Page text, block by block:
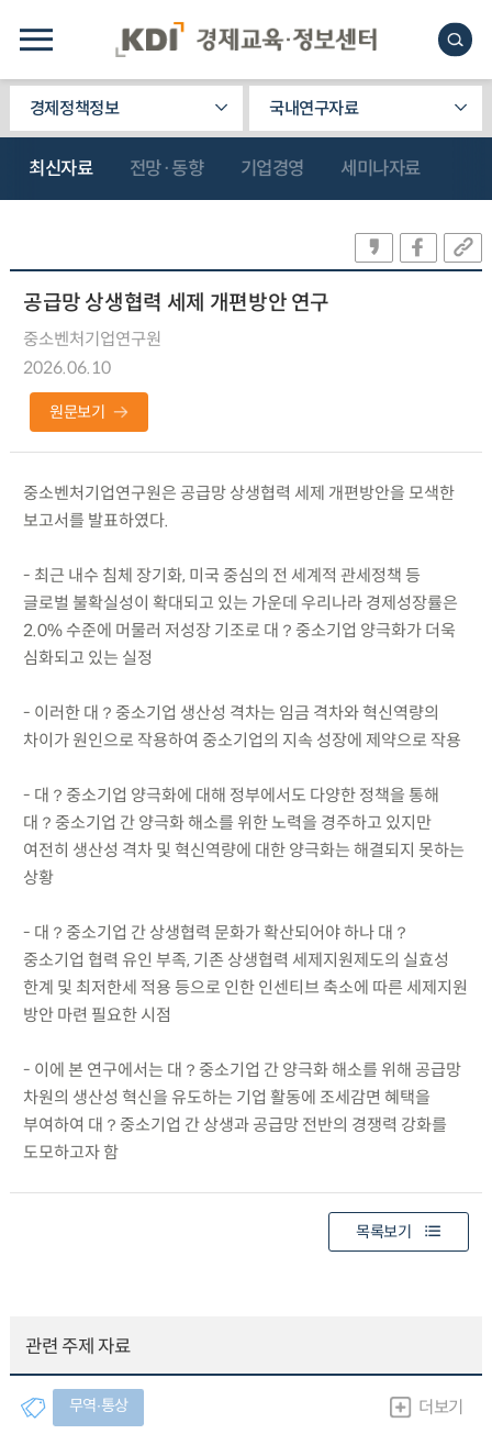
경제정책정보 국내연구자료
최신자료 전망·동향 기업경영 세미나자료
공급망 상생협력 세제 개편방안 연구
중소벤처기업연구원
2026.06.10
원문보기
중소벤처기업연구원은 공급망 상생협력 세제 개편방안을 모색한
보고서를 발표하였다.
- 최근 내수 침체 장기화, 미국 중심의 전 세계적 관세정책 등
글로벌 불확실성이 확대되고 있는 가운데 우리나라 경제성장률은
2.0% 수준에 머물러 저성장 기조로 대？중소기업 양극화가 더욱
심화되고 있는 실정
- 이러한 대？중소기업 생산성 격차는 임금 격차와 혁신역량의
차이가 원인으로 작용하여 중소기업의 지속 성장에 제약으로 작용
- 대？중소기업 양극화에 대해 정부에서도 다양한 정책을 통해
대？중소기업 간 양극화 해소를 위한 노력을 경주하고 있지만
여전히 생산성 격차 및 혁신역량에 대한 양극화는 해결되지 못하는
상황
- 대？중소기업 간 상생협력 문화가 확산되어야 하나 대？
중소기업 협력 유인 부족, 기존 상생협력 세제지원제도의 실효성
한계 및 최저한세 적용 등으로 인한 인센티브 축소에 따른 세제지원
방안 마련 필요한 시점
- 이에 본 연구에서는 대？중소기업 간 양극화 해소를 위해 공급망
차원의 생산성 혁신을 유도하는 기업 활동에 조세감면 혜택을
부여하여 대？중소기업 간 상생과 공급망 전반의 경쟁력 강화를
도모하고자 함
목록보기
관련 주제 자료
무역∙통상 더보기